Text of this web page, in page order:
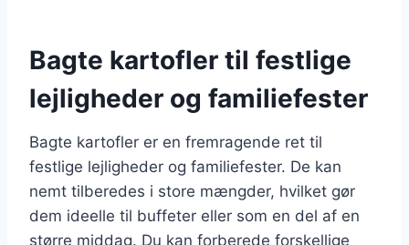
Bagte kartofler til festlige
lejligheder og familiefester
Bagte kartofler er en fremragende ret til
festlige lejligheder og familiefester. De kan
nemt tilberedes i store mængder, hvilket gør
dem ideelle til buffeter eller som en del af en
større middag. Du kan forberede forskellige